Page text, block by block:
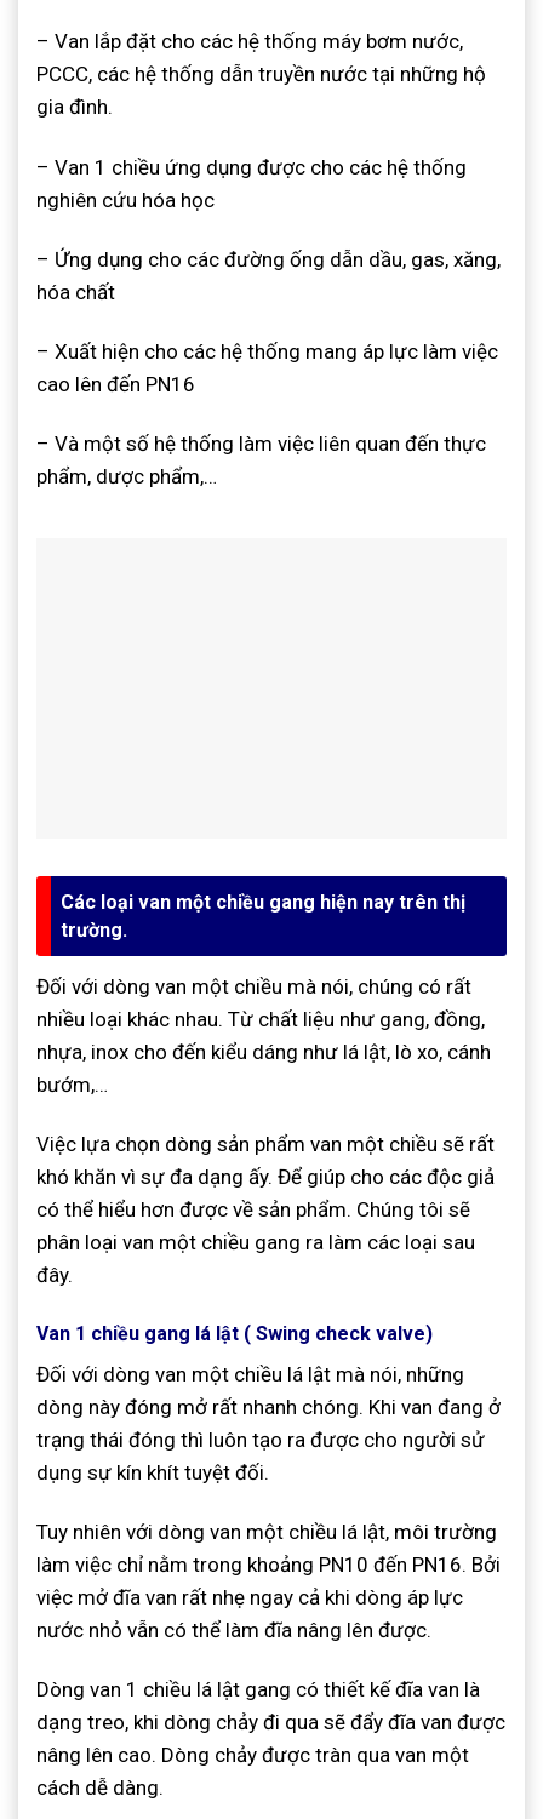
– Van lắp đặt cho các hệ thống máy bơm nước,
PCCC, các hệ thống dẫn truyền nước tại những hộ
gia đình.
– Van 1 chiều ứng dụng được cho các hệ thống
nghiên cứu hóa học
– Ứng dụng cho các đường ống dẫn dầu, gas, xăng,
hóa chất
– Xuất hiện cho các hệ thống mang áp lực làm việc
cao lên đến PN16
– Và một số hệ thống làm việc liên quan đến thực
phẩm, dược phẩm,…
Các loại van một chiều gang hiện nay trên thị
trường.
Đối với dòng van một chiều mà nói, chúng có rất
nhiều loại khác nhau. Từ chất liệu như gang, đồng,
nhựa, inox cho đến kiểu dáng như lá lật, lò xo, cánh
bướm,…
Việc lựa chọn dòng sản phẩm van một chiều sẽ rất
khó khăn vì sự đa dạng ấy. Để giúp cho các độc giả
có thể hiểu hơn được về sản phẩm. Chúng tôi sẽ
phân loại van một chiều gang ra làm các loại sau
đây.
Van 1 chiều gang lá lật ( Swing check valve)
Đối với dòng van một chiều lá lật mà nói, những
dòng này đóng mở rất nhanh chóng. Khi van đang ở
trạng thái đóng thì luôn tạo ra được cho người sử
dụng sự kín khít tuyệt đối.
Tuy nhiên với dòng van một chiều lá lật, môi trường
làm việc chỉ nằm trong khoảng PN10 đến PN16. Bởi
việc mở đĩa van rất nhẹ ngay cả khi dòng áp lực
nước nhỏ vẫn có thể làm đĩa nâng lên được.
Dòng van 1 chiều lá lật gang có thiết kế đĩa van là
dạng treo, khi dòng chảy đi qua sẽ đẩy đĩa van được
nâng lên cao. Dòng chảy được tràn qua van một
cách dễ dàng.